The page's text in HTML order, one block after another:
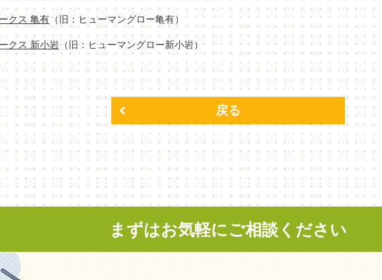
クス 亀有 （旧：ヒューマングロー亀有）
クス 新小岩（旧：ヒューマングロー新小岩）
戻る
まずはお気軽にご相談ください